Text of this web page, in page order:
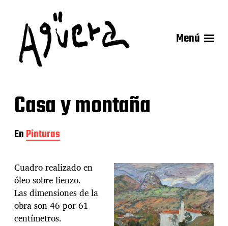
Menú
Casa y montaña
EnPinturas
Cuadro realizado en
óleo sobre lienzo.
Las dimensiones de la
obra son 46 por 61
centímetros.